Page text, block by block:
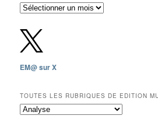
Archives
depuis
2009,
sauf
12
mois
réservés
aux
EM@ sur X
TOUTES LES RUBRIQUES DE EDITION
Toutes